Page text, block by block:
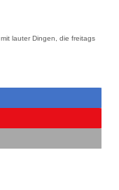
lauter Dingen, die freitags